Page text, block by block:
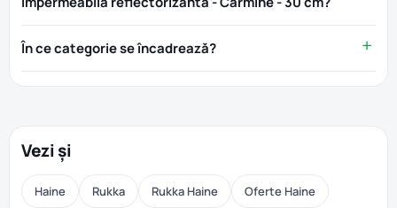
În ce categorie se încadrează?
Vezi și
Haine Rukka Rukka Haine Oferte Haine